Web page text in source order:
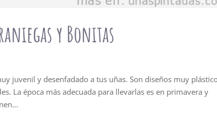
y Bonitas
juvenil y desenfadado a tus uñas. Son diseños muy
La época más adecuada para llevarlas es en primavera y